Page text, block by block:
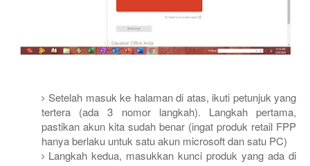
Setelah masuk ke halaman di atas, ikuti petunjuk yang
tertera (ada 3 nomor langkah). Langkah pertama,
pastikan akun kita sudah benar (ingat produk retail FPP
hanya berlaku untuk satu akun microsoft dan satu PC)
Langkah kedua, masukkan kunci produk yang ada di